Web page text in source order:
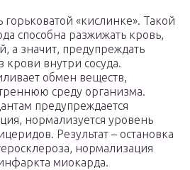
«кислинке». Такой
способна разжижать кровь,
а значит, предупреждать
крови внутри сосуда.
обмен веществ,
среду организма.
предупреждается
нормализуется уровень
Результат – остановка
нормализация
миокарда.